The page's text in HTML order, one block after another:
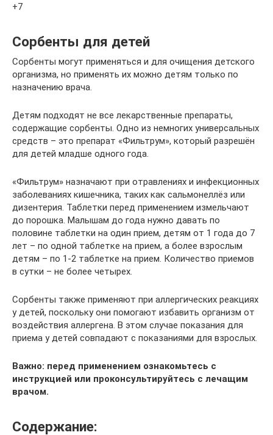
+7
Сорбенты для детей
Сорбенты могут применяться и для очищения детского
организма, но применять их можно детям только по
назначению врача.
Детям подходят не все лекарственные препараты,
содержащие сорбенты. Одно из немногих универсальных
средств – это препарат «Фильтрум», который разрешён
для детей младше одного года.
«Фильтрум» назначают при отравлениях и инфекционных
заболеваниях кишечника, таких как сальмонеллёз или
дизентерия. Таблетки перед применением измельчают
до порошка. Малышам до года нужно давать по
половине таблетки на один прием, детям от 1 года до 7
лет – по одной таблетке на прием, а более взрослым
детям – по 1-2 таблетке на прием. Количество приемов
в сутки – не более четырех.
Сорбенты также применяют при аллергических реакциях
у детей, поскольку они помогают избавить организм от
воздействия аллергена. В этом случае показания для
приема у детей совпадают с показаниями для взрослых.
Важно: перед применением ознакомьтесь с
инструкцией или проконсультируйтесь с лечащим
врачом.
Содержание: